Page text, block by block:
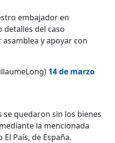
embajador en
detalles del caso
y apoyar con
14 de marzo
quedaron sin los bienes
la mencionada
País, de España.